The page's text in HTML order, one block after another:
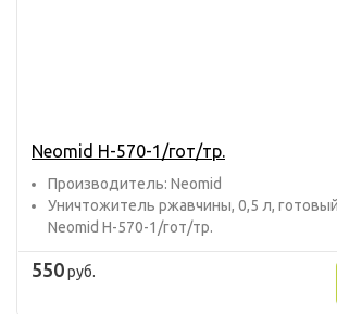
Neomid Н-570-1/гот/тр.
Прoизвoдитель: Neomid
Уничтожитель ржавчины, 0,5 л,
Neomid Н-570-1/гот/тр.
550руб.